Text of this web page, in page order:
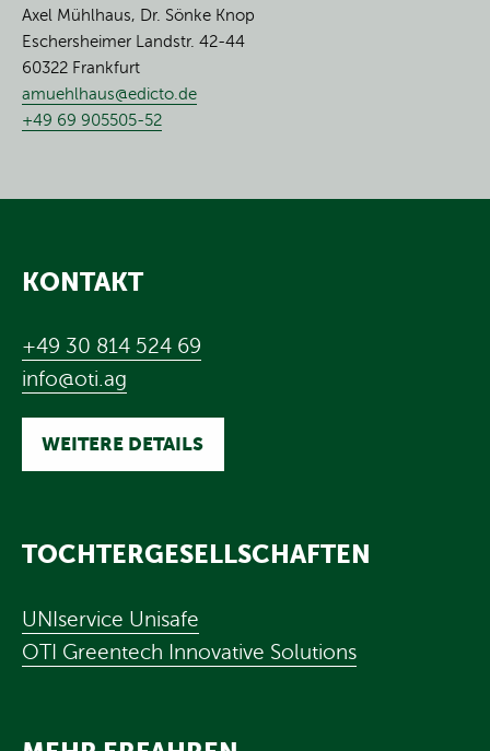
Axel Mühlhaus, Dr. Sönke Knop
Eschersheimer Landstr. 42-44
60322 Frankfurt
amuehlhaus@edicto.de
+49 69 905505-52
KONTAKT
+49 30 814 524 69
info@oti.ag
WEITERE DETAILS
TOCHTERGESELLSCHAFTEN
UNIservice Unisafe
OTI Greentech Innovative Solutions